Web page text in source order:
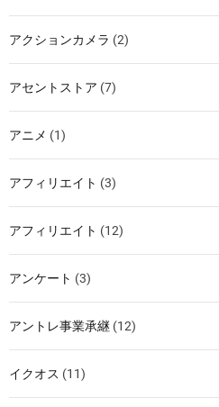
アクションカメラ (2)
アセントストア (7)
アニメ (1)
アフィリエイト (3)
アフィリエイト (12)
アンケート (3)
アントレ事業承継 (12)
イクオス (11)